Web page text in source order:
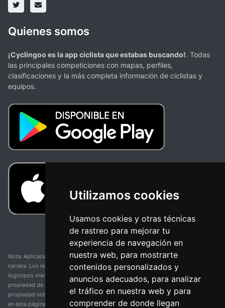
Utilizamos cookies
Usamos cookies y otras técnicas
de rastreo para mejorar tu
experiencia de navegación en
nuestra web, para mostrarte
contenidos personalizados y
anuncios adecuados, para analizar
el tráfico en nuestra web y para
comprender de donde llegan
Quienes somos
¡Cyclingoo es la app ciclista que estabas buscando!. Todas
las principales competiciones con mapas, perfiles,
clasificaciones y la más completa información de ciclistas y
equipos.
Nota: Aplicación y web no oficial y no relacionada con ninguna organización o
carrera. Los nombres de equipos, competiciones, marcas comerciales y
logotipos mencionados en esta página de resultados de ciclismo son
propiedad de sus respectivos dueños. No tenemos afiliación, patrocinio ni
propiedad sobre estas marcas comerciales. Toda la información proporcionada
en esta página se presenta únicamente con fines informativos y para la